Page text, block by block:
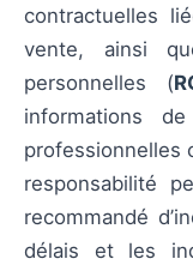
contractuelles
vente, ainsi
personnelles (
informations
professionnelles
responsabilité
recommandé
délais et les